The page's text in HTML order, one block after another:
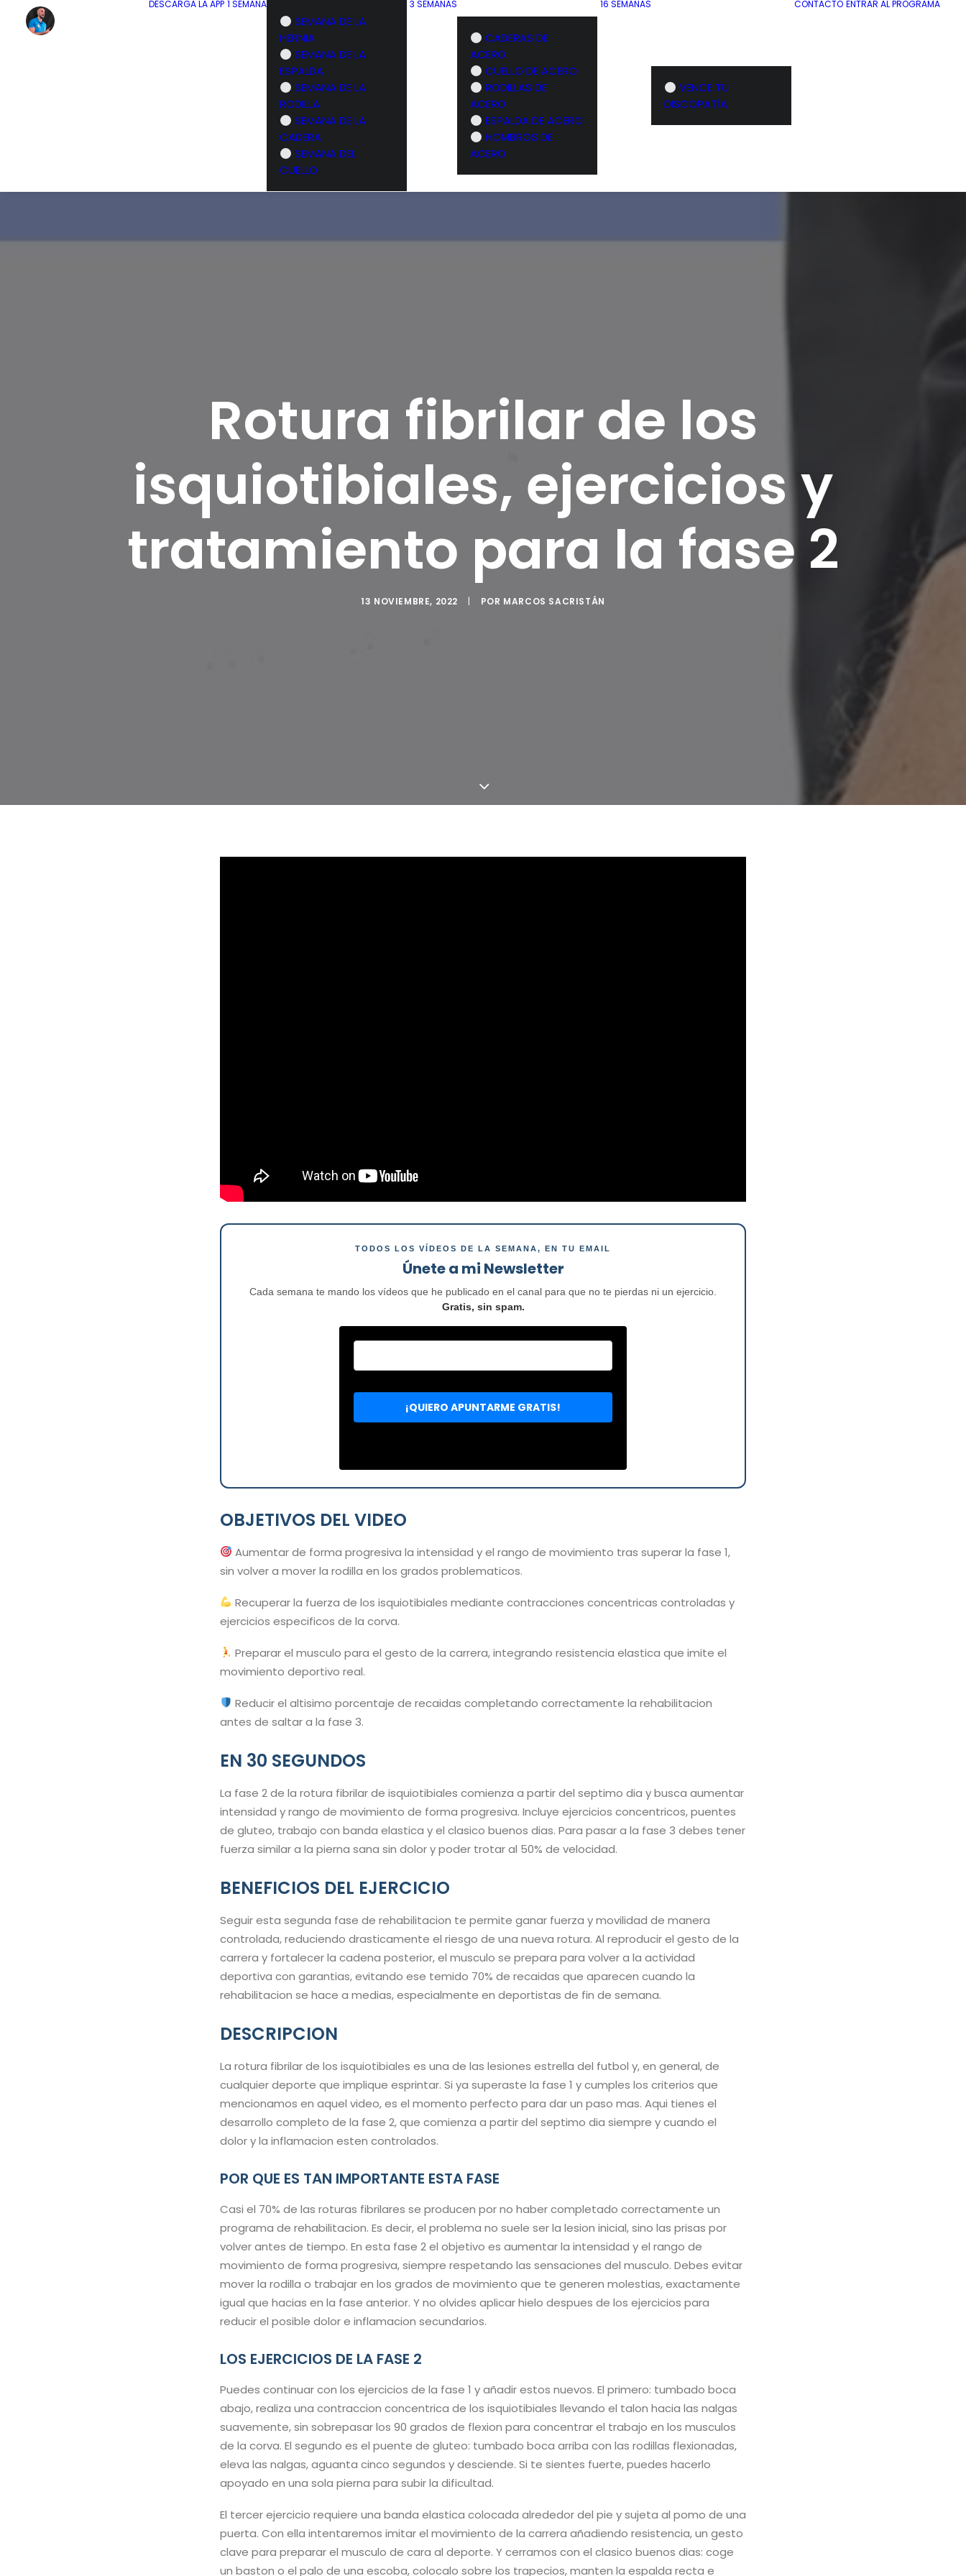
DESCARGA LA APP 1 SEMANA
SEMANA DE LA
HERNIA
SEMANA DE LA
ESPALDA
SEMANA DE LA
RODILLA
SEMANA DE LA
CADERA
SEMANA DEL
CUELLO
3 SEMANAS
CADERAS DE
ACERO
CUELLO DE ACERO
RODILLAS DE
ACERO
ESPALDA DE ACERO
HOMBROS DE
ACERO
16 SEMANAS
VENCE TU
DISCOPATÍA
CONTACTO ENTRAR AL PROGRAMA
Rotura fibrilar de los
isquiotibiales, ejercicios y
tratamiento para la fase 2
13 NOVIEMBRE, 2022 | POR MARCOS SACRISTÁN
TODOS LOS VÍDEOS DE LA SEMANA, EN TU EMAIL
Únete a mi Newsletter
Cada semana te mando los vídeos que he publicado en el canal para que no te pierdas ni un ejercicio.
Gratis, sin spam.
OBJETIVOS DEL VIDEO
Aumentar de forma progresiva la intensidad y el rango de movimiento tras superar la fase 1,
sin volver a mover la rodilla en los grados problematicos.
Recuperar la fuerza de los isquiotibiales mediante contracciones concentricas controladas y
ejercicios especificos de la corva.
Preparar el musculo para el gesto de la carrera, integrando resistencia elastica que imite el
movimiento deportivo real.
Reducir el altisimo porcentaje de recaidas completando correctamente la rehabilitacion
antes de saltar a la fase 3.
EN 30 SEGUNDOS
La fase 2 de la rotura fibrilar de isquiotibiales comienza a partir del septimo dia y busca aumentar
intensidad y rango de movimiento de forma progresiva. Incluye ejercicios concentricos, puentes
de gluteo, trabajo con banda elastica y el clasico buenos dias. Para pasar a la fase 3 debes tener
fuerza similar a la pierna sana sin dolor y poder trotar al 50% de velocidad.
BENEFICIOS DEL EJERCICIO
Seguir esta segunda fase de rehabilitacion te permite ganar fuerza y movilidad de manera
controlada, reduciendo drasticamente el riesgo de una nueva rotura. Al reproducir el gesto de la
carrera y fortalecer la cadena posterior, el musculo se prepara para volver a la actividad
deportiva con garantias, evitando ese temido 70% de recaidas que aparecen cuando la
rehabilitacion se hace a medias, especialmente en deportistas de fin de semana.
DESCRIPCION
La rotura fibrilar de los isquiotibiales es una de las lesiones estrella del futbol y, en general, de
cualquier deporte que implique esprintar. Si ya superaste la fase 1 y cumples los criterios que
mencionamos en aquel video, es el momento perfecto para dar un paso mas. Aqui tienes el
desarrollo completo de la fase 2, que comienza a partir del septimo dia siempre y cuando el
dolor y la inflamacion esten controlados.
POR QUE ES TAN IMPORTANTE ESTA FASE
Casi el 70% de las roturas fibrilares se producen por no haber completado correctamente un
programa de rehabilitacion. Es decir, el problema no suele ser la lesion inicial, sino las prisas por
volver antes de tiempo. En esta fase 2 el objetivo es aumentar la intensidad y el rango de
movimiento de forma progresiva, siempre respetando las sensaciones del musculo. Debes evitar
mover la rodilla o trabajar en los grados de movimiento que te generen molestias, exactamente
igual que hacias en la fase anterior. Y no olvides aplicar hielo despues de los ejercicios para
reducir el posible dolor e inflamacion secundarios.
LOS EJERCICIOS DE LA FASE 2
Puedes continuar con los ejercicios de la fase 1 y añadir estos nuevos. El primero: tumbado boca
abajo, realiza una contraccion concentrica de los isquiotibiales llevando el talon hacia las nalgas
suavemente, sin sobrepasar los 90 grados de flexion para concentrar el trabajo en los musculos
de la corva. El segundo es el puente de gluteo: tumbado boca arriba con las rodillas flexionadas,
eleva las nalgas, aguanta cinco segundos y desciende. Si te sientes fuerte, puedes hacerlo
apoyado en una sola pierna para subir la dificultad.
El tercer ejercicio requiere una banda elastica colocada alrededor del pie y sujeta al pomo de una
puerta. Con ella intentaremos imitar el movimiento de la carrera añadiendo resistencia, un gesto
clave para preparar el musculo de cara al deporte. Y cerramos con el clasico buenos dias: coge
un baston o el palo de una escoba, colocalo sobre los trapecios, manten la espalda recta e